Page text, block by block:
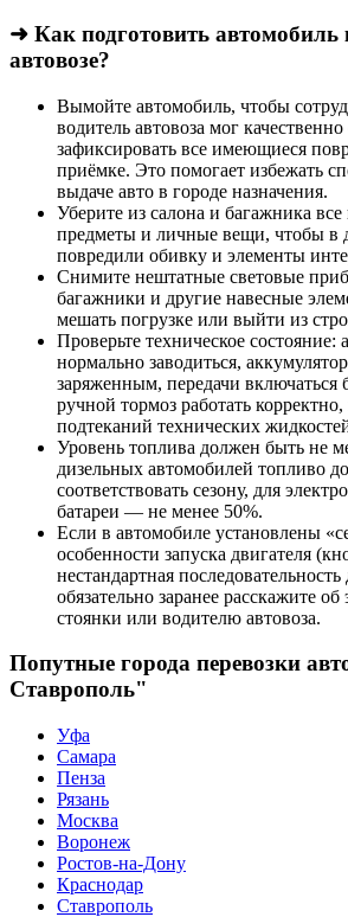
➜ Как подготовить автомобиль
автовозе?
Вымойте автомобиль, чтобы
водитель автовоза мог
зафиксировать все имеющиеся
приёмке. Это помогает избежать
выдаче авто в городе назначения.
Уберите из салона и багажника
предметы и личные вещи, чтобы в
повредили обивку и элементы
Снимите нештатные световые
багажники и другие навесные
мешать погрузке или выйти из
Проверьте техническое состояние:
нормально заводиться,
заряженным, передачи включаться
ручной тормоз работать
подтеканий технических
Уровень топлива должен быть не
дизельных автомобилей топливо
соответствовать сезону, для
батареи — не менее 50%.
Если в автомобиле установлены
особенности запуска двигателя
нестандартная
обязательно заранее расскажите
стоянки или водителю автовоза.
Попутные города перевозки
Ставрополь"
Уфа
Самара
Пенза
Рязань
Москва
Воронеж
Ростов-на-Дону
Краснодар
Ставрополь